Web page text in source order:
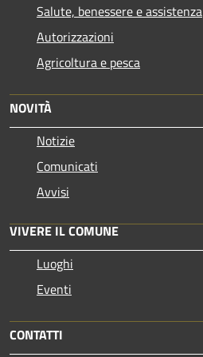
Salute, benessere e assistenza
Autorizzazioni
Agricoltura e pesca
NOVITÀ
Notizie
Comunicati
Avvisi
VIVERE IL COMUNE
Luoghi
Eventi
CONTATTI